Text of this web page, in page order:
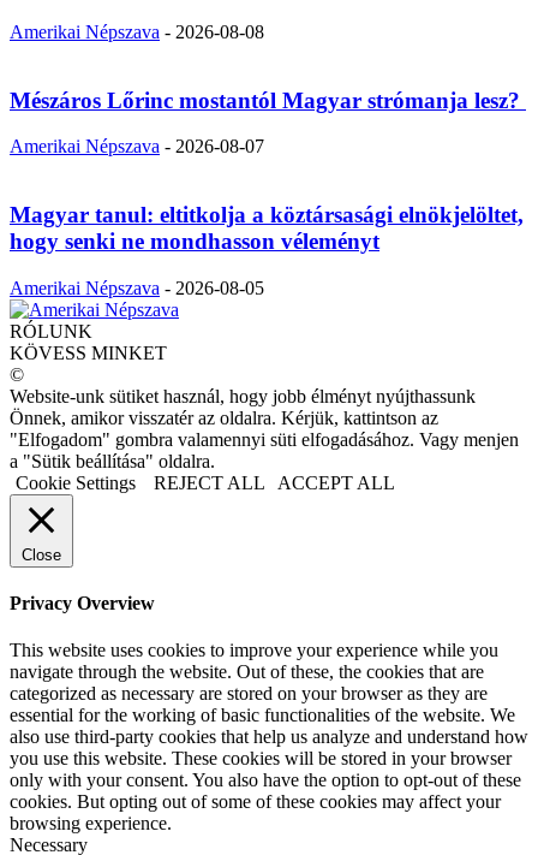
Amerikai Népszava - 2026-08-08
Mészáros Lőrinc mostantól Magyar strómanja lesz?
Amerikai Népszava - 2026-08-07
Magyar tanul: eltitkolja a köztársasági elnökjelöltet,
hogy senki ne mondhasson véleményt
Amerikai Népszava - 2026-08-05
RÓLUNK
KÖVESS MINKET
©
Website-unk sütiket használ, hogy jobb élményt nyújthassunk
Önnek, amikor visszatér az oldalra. Kérjük, kattintson az
"Elfogadom" gombra valamennyi süti elfogadásához. Vagy menjen
a "Sütik beállítása" oldalra.
Cookie Settings
REJECT ALL ACCEPT ALL
Close
Privacy Overview
This website uses cookies to improve your experience while you
navigate through the website. Out of these, the cookies that are
categorized as necessary are stored on your browser as they are
essential for the working of basic functionalities of the website. We
also use third-party cookies that help us analyze and understand how
you use this website. These cookies will be stored in your browser
only with your consent. You also have the option to opt-out of these
cookies. But opting out of some of these cookies may affect your
browsing experience.
Necessary